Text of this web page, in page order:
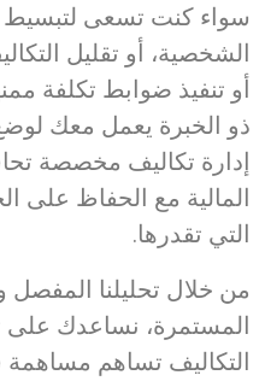
سواء كنت تسعى
الشخصية، أو تقليل
أو تنفيذ ضوابط تكلفة
ذو الخبرة يعمل معك
إدارة تكاليف مخصصة
المالية مع الحفاظ على
التي تقدرها.
من خلال تحليلنا المفصل
المستمرة، نساعدك على
التكاليف تساهم